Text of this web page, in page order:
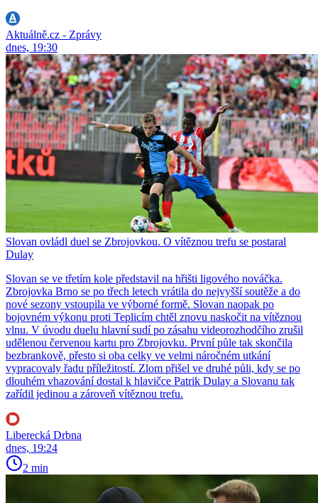
Aktuálně.cz - Zprávy
dnes, 19:30
Slovan ovládl duel se Zbrojovkou. O vítěznou trefu se postaral
Dulay
Slovan se ve třetím kole představil na hřišti ligového nováčka.
Zbrojovka Brno se po třech letech vrátila do nejvyšší soutěže a do
nové sezony vstoupila ve výborné formě. Slovan naopak po
bojovném výkonu proti Teplicím chtěl znovu naskočit na vítěznou
vlnu. V úvodu duelu hlavní sudí po zásahu videorozhodčího zrušil
udělenou červenou kartu pro Zbrojovku. První půle tak skončila
bezbrankově, přesto si oba celky ve velmi náročném utkání
vypracovaly řadu příležitostí. Zlom přišel ve druhé půli, kdy se po
dlouhém vhazování dostal k hlavičce Patrik Dulay a Slovanu tak
zařídil jedinou a zároveň vítěznou trefu.
Liberecká Drbna
dnes, 19:24
2 min